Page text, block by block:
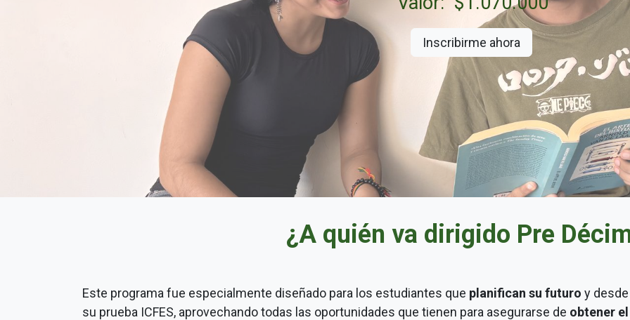
Inscribirme ahora
¿A quién va dirigido Pre
Este programa fue especialmente diseñado para los estudiantes que planifican su futuro y
su prueba ICFES, aprovechando todas las oportunidades que tienen para asegurarse de obtener